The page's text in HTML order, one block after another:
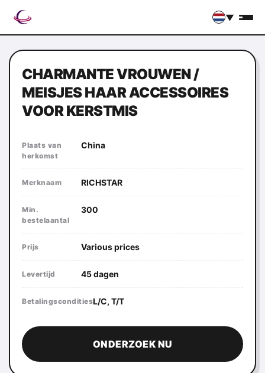
▼
CHARMANTE VROUWEN /
MEISJES HAAR ACCESSOIRES
VOOR KERSTMIS
Plaats van
herkomst
China
Merknaam RICHSTAR
Min.
bestelaantal
300
Prijs Various prices
Levertijd 45 dagen
BetalingsconditiesL/C, T/T
ONDERZOEK NU